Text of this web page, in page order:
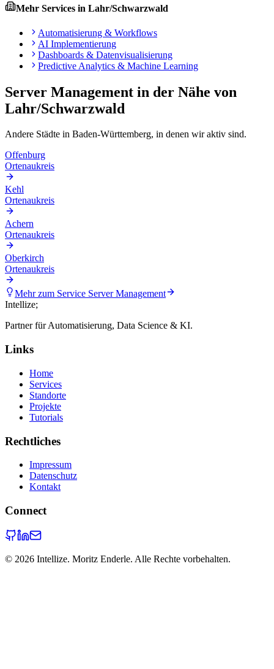
Mehr Services in Lahr/Schwarzwald
Automatisierung & Workflows
AI Implementierung
Dashboards & Datenvisualisierung
Predictive Analytics & Machine Learning
Server Management in der Nähe von
Lahr/Schwarzwald
Andere Städte in Baden-Württemberg, in denen wir aktiv sind.
Offenburg
Ortenaukreis
Kehl
Ortenaukreis
Achern
Ortenaukreis
Oberkirch
Ortenaukreis
Mehr zum Service Server Management
Intellize;
Partner für Automatisierung, Data Science & KI.
Links
Home
Services
Standorte
Projekte
Tutorials
Rechtliches
Impressum
Datenschutz
Kontakt
Connect
© 2026 Intellize. Moritz Enderle. Alle Rechte vorbehalten.